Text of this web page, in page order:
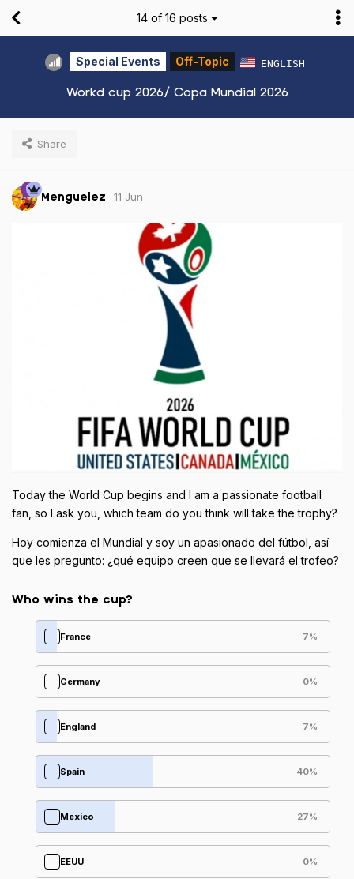
Special Events Off-Topic ENGLISH
Workd cup 2026/ Copa Mundial 2026
Share
14of 16 posts
Menguelez 11 Jun
Today the World Cup begins and I am a passionate football
fan, so I ask you, which team do you think will take the trophy?
Hoy comienza el Mundial y soy un apasionado del fútbol, ​​así
que les pregunto: ¿qué equipo creen que se llevará el trofeo?
Who wins the cup?
France 7%
Germany 0%
England 7%
Spain 40%
Mexico 27%
EEUU 0%